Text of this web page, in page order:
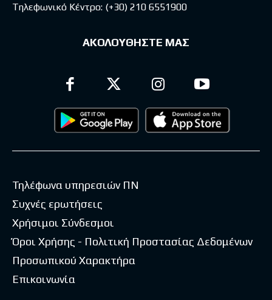
Τηλεφωνικό Κέντρο: (+30) 210 6551900
ΑΚΟΛΟΥΘΗΣΤΕ ΜΑΣ
Τηλέφωνα υπηρεσιών ΠΝ
Συχνές ερωτήσεις
Χρήσιμοι Σύνδεσμοι
Όροι Χρήσης - Πολιτική Προστασίας Δεδομένων
Προσωπικού Χαρακτήρα
Επικοινωνία